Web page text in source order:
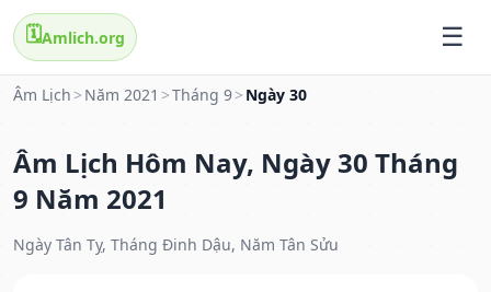
🗓️Amlich.org
Âm Lịch > Năm 2021 >Tháng 9> Ngày 30
Âm Lịch Hôm Nay, Ngày 30 Tháng
9 Năm 2021
Ngày Tân Tỵ, Tháng Đinh Dậu, Năm Tân Sửu